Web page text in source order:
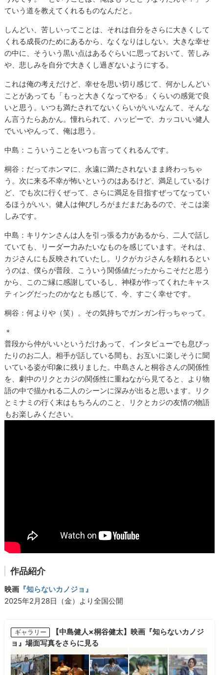
ていう道を教えてくれるものなんだと。
しんどい、苦しいってことは、それは自分をさらに大きくして
くれる成長のためにあるから、なくなりはしない。大きな幸せ
の中に、そういう黒い点はあるぐらいに思っておいて、苦しみ
や、悲しみを自分で大きくし過ぎないようにする。
これは俺の考えだけど、幸せを思い切り感じて、何かしんどい
ことがあっても「もっと大きくなってやる」くらいの感覚で良
いと思う。いつも満たされてないくらいがいいなんて、そんな
ん言うたらあかん。憧れられて、ハッピーで、カッコいい健人
でいいやんって、俺は思う。
中島：こういうことをいつも言ってくれるんです。
桐谷：だってホンマに、永遠に満たされないまま終わっちゃ
う。次に来る不幸が怖いというのはあるけど、満足しているけ
ど、でも次に行くぜって、さらに満足を目指すぜってなってい
るほうがいい。健人は伸びしろがまだまだあるので、そこは楽
しみです。
中島：キリケンさんは人を引っ張る力があるから、二人で話し
ていても、リーダー力みたいなものを感じています。それは、
カジさんにも反映されていたし。リクがカジさんを頼れるとい
うのは、僕らが普段、こういう関係値だったからこそだと思う
から、このご縁に感謝しているし、神様が作ってくれたキャス
ティングだったのかなとも感じて、今、すごく幸せです。
桐谷：何よりや（笑）。その気持ちでガンガン行っちゃって。
＊
普段から仲がいいというだけあって、インタビューでも息ぴっ
たりのお二人。相手が話している間も、お互いに楽しそうに聞
いている姿が印象に残りました。中島さんと桐谷さんの関係性
を、劇中のリクとカジの関係性に重ねながら見てると、より物
語の中で描かれる二人のシーンに深みが出ると思います。リク
とミナミの行く末はもちろんのこと、リクとカジの友情の物語
もお楽しみください。
作品紹介
映画 『知らないカノジョ』
2025年2月28日（金）より全国公開
ギャラリー
【中島健人×桐谷健太】映画『知らないカノジ
ョ』場面写真をさらに見る